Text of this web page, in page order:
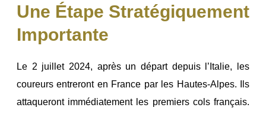
Une Étape Stratégiquement
Importante
Le 2 juillet 2024, après un départ depuis l’Italie, les
coureurs entreront en France par les Hautes-Alpes. Ils
attaqueront immédiatement les premiers cols français.